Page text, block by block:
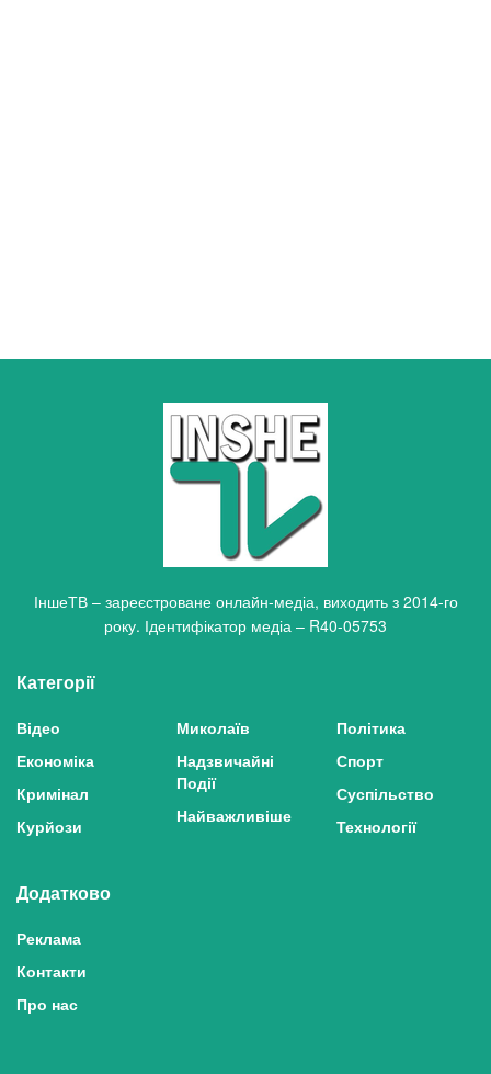
ІншеТВ – зареєстроване онлайн-медіа, виходить з 2014-го
року. Ідентифікатор медіа – R40-05753
Категорії
Відео
Економіка
Кримінал
Курйози
Миколаїв
Надзвичайні
Події
Найважливіше
Політика
Спорт
Суспільство
Технології
Додатково
Реклама
Контакти
Про нас